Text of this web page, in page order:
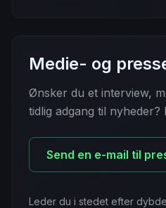
Medie- og
Ønsker du et interview,
tidlig adgang til nyheder?
Send en e-mail til
Leder du i stedet efter